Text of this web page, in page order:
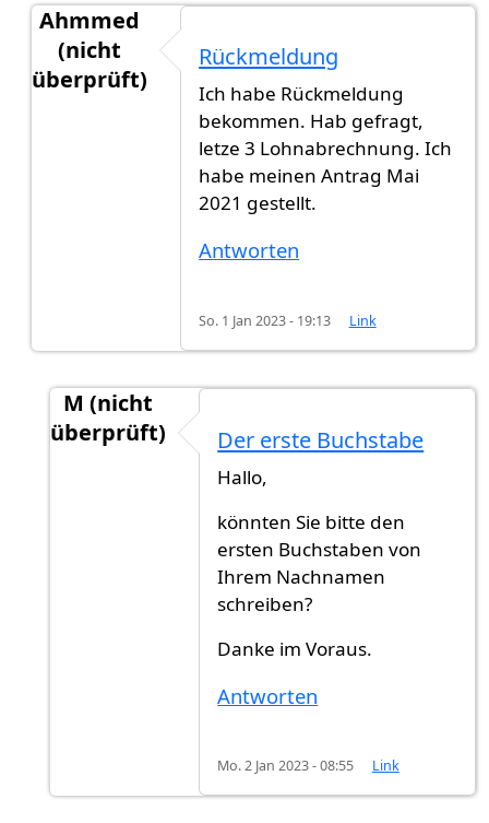
Ahmmed
(nicht
überprüft)
Hat jemand eine neue…von
Rückmeldung
Ich habe Rückmeldung
bekommen. Hab gefragt,
letze 3 Lohnabrechnung. Ich
habe meinen Antrag Mai
2021 gestellt.
Antworten
So. 1 Jan 2023 - 19:13 Link
M (nicht
überprüft)
RückmeldungvonAhmmed
Der erste Buchstabe
Hallo,
könnten Sie bitte den
ersten Buchstaben von
Ihrem Nachnamen
schreiben?
Danke im Voraus.
Antworten
Mo. 2 Jan 2023 - 08:55 Link